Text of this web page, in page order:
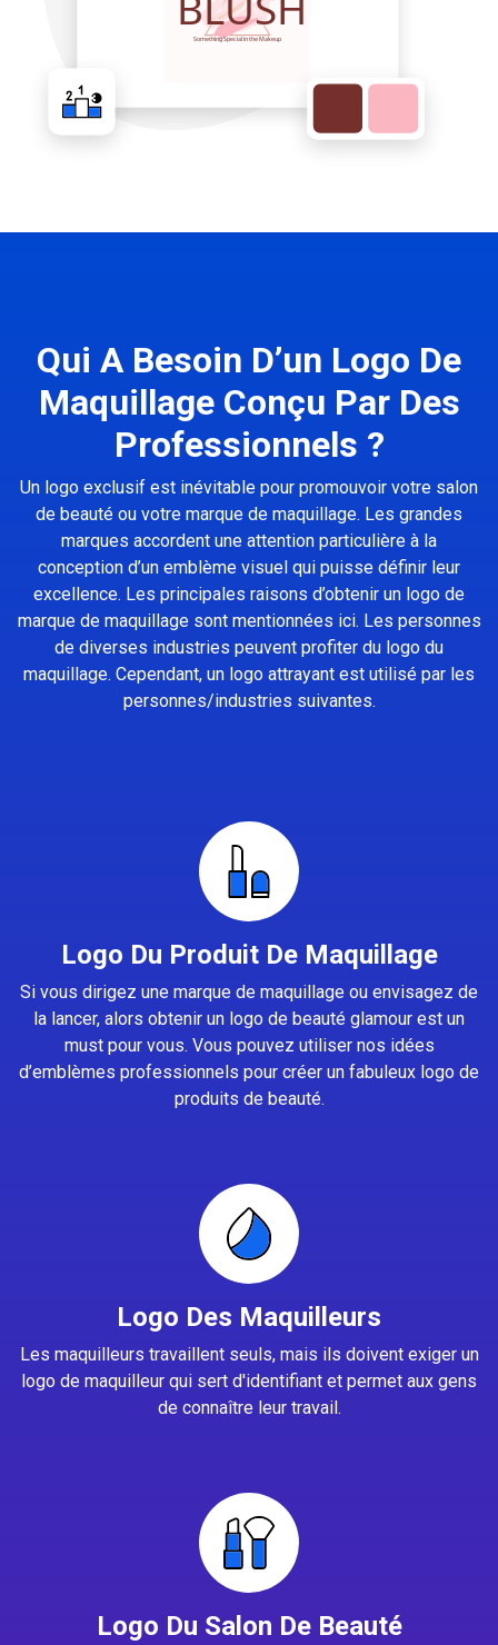
Qui A Besoin D’un Logo De
Maquillage Conçu Par Des
Professionnels ?
Un logo exclusif est inévitable pour promouvoir votre salon
de beauté ou votre marque de maquillage. Les grandes
marques accordent une attention particulière à la
conception d’un emblème visuel qui puisse définir leur
excellence. Les principales raisons d’obtenir un logo de
marque de maquillage sont mentionnées ici. Les personnes
de diverses industries peuvent profiter du logo du
maquillage. Cependant, un logo attrayant est utilisé par les
personnes/industries suivantes.
Logo Du Produit De Maquillage
Si vous dirigez une marque de maquillage ou envisagez de
la lancer, alors obtenir un logo de beauté glamour est un
must pour vous. Vous pouvez utiliser nos idées
d’emblèmes professionnels pour créer un fabuleux logo de
produits de beauté.
Logo Des Maquilleurs
Les maquilleurs travaillent seuls, mais ils doivent exiger un
logo de maquilleur qui sert d'identifiant et permet aux gens
de connaître leur travail.
Logo Du Salon De Beauté